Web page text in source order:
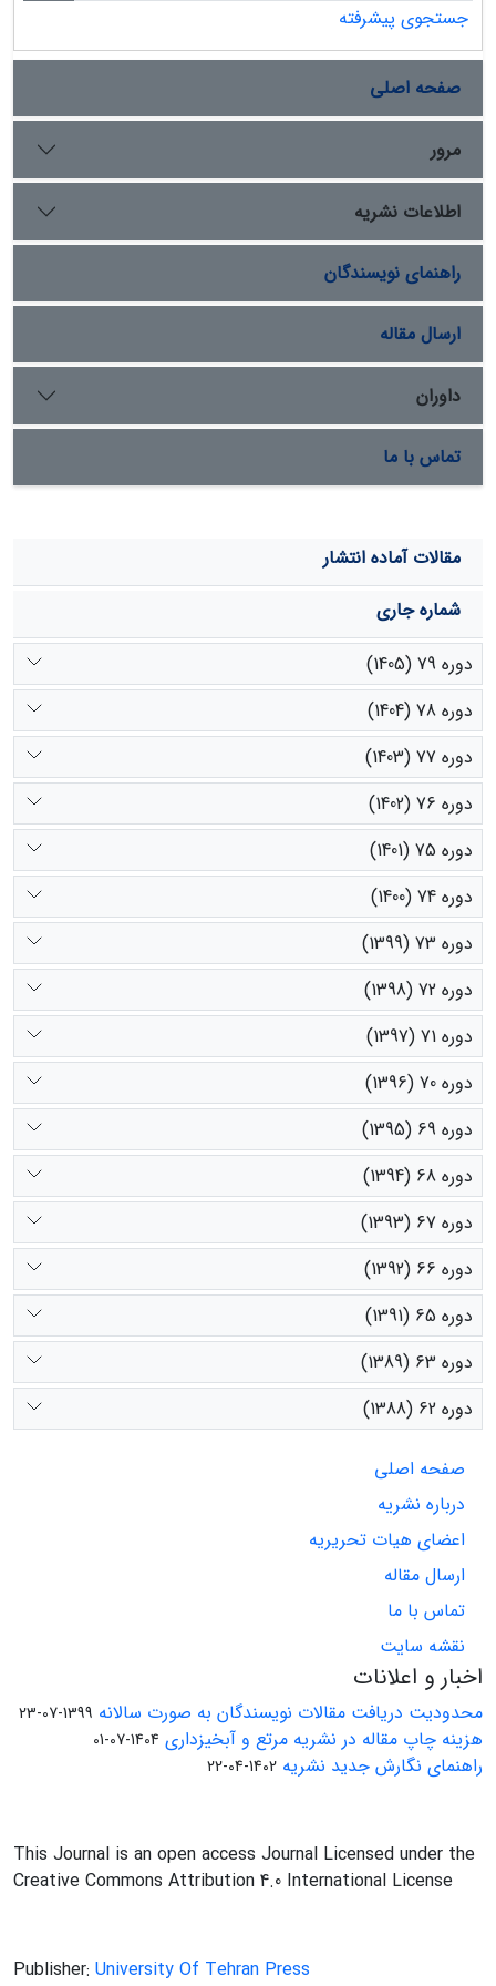
مشخص شدن مکانی بودن تغییرات نیترات، روش­های متعدد
RBF (با پنج تابع کرنل) مورد مقایسه قرار گرفتند. در انتها، با
توجه به مدل انتخابی پارامترهای کنترلی مربوطه کالیبره
گردیده و نقشه­های کاربردی هم­تراز و نقشه­ خطای مربوطه، با
استفاده از روش­های مختلف در محدوده مطالعاتی تهیه شده­
اند. براساس معیارهای ارزیابی خطای برآورد، روش کریجینگ
دارای کمترین خطا بوده و از دقت قابل توجهی برخوردار
است. همچنین نقشه احتمال خطر آلودگی نیتراته در آب
زیرزمینی دشت کردان با استفاده از روش کریجینگ شاخص
مورد بررسی قرار گرفت. توزیع مکانی نیترات در آب زیرزمینی
منطقه نشان می­دهد که غلظت نیترات در مناطق با قابلیت
نفوذ بالا و شیب کم در کاربری کشاورزی بالاترین مقادیر را
داشته است. این مقاله، همچنین شیوه­های بررسی تغییرات
مکانی پارامترهای کیفیت آب زیرزمینی را با استفاده از GIS
شرح می‏دهد.
جستجوی پیشرفته
صفحه اصلی
مرور
اطلاعات نشریه
راهنمای نویسندگان
ارسال مقاله
داوران
تماس با ما
مقالات آماده انتشار
شماره جاری
دوره 79 (1405)
دوره 78 (1404)
دوره 77 (1403)
دوره 76 (1402)
دوره 75 (1401)
دوره 74 (1400)
دوره 73 (1399)
دوره 72 (1398)
دوره 71 (1397)
دوره 70 (1396)
دوره 69 (1395)
دوره 68 (1394)
دوره 67 (1393)
دوره 66 (1392)
دوره 65 (1391)
دوره 63 (1389)
دوره 62 (1388)
صفحه اصلی
درباره نشریه
اعضای هیات تحریریه
ارسال مقاله
تماس با ما
نقشه سایت
اخبار و اعلانات
محدودیت دریافت مقالات نویسندگان به صورت سالانه 1399-07-23
هزینه چاپ مقاله در نشریه مرتع و آبخیزداری 1404-07-01
راهنمای نگارش جدید نشریه 1402-04-22
This Journal is an open access Journal Licensed under the
Creative Commons Attribution 4.0 International License
Publisher: University Of Tehran Press